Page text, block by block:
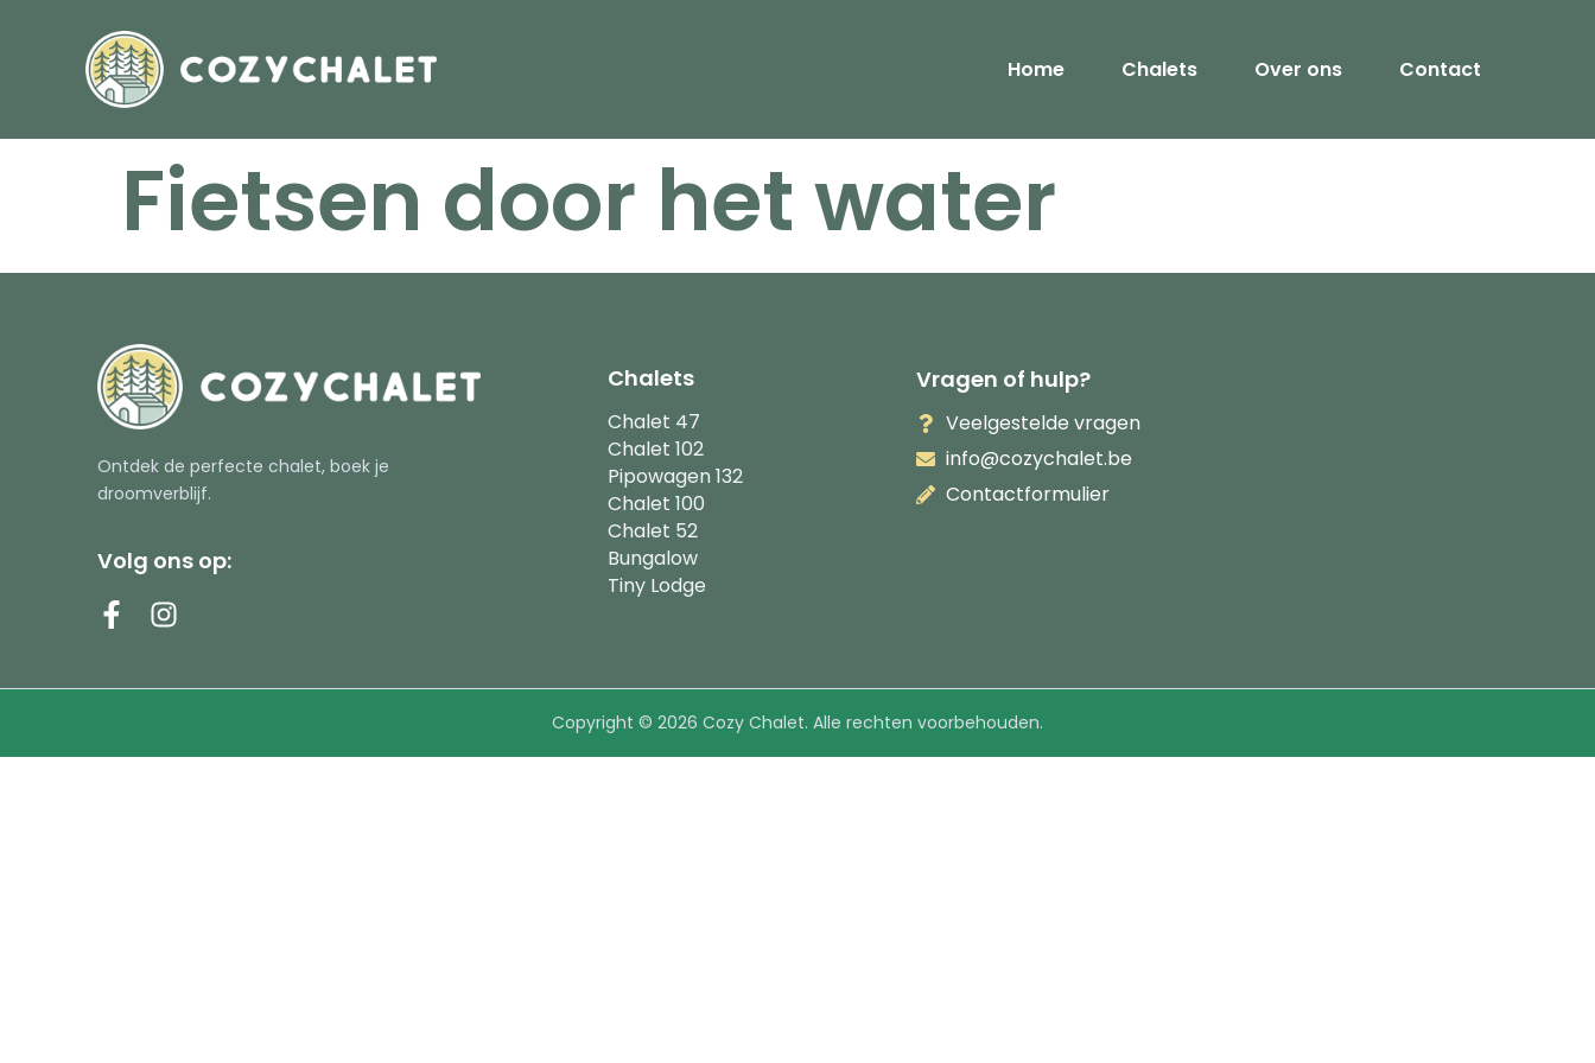
Home Chalets Over ons Contact
Fietsen door het water
Ontdek de perfecte chalet, boek je
droomverblijf.
Volg ons op:
Chalets
Chalet 47
Chalet 102
Pipowagen 132
Chalet 100
Chalet 52
Bungalow
Tiny Lodge
Vragen of hulp?
Veelgestelde vragen
info@cozychalet.be
Contactformulier
Copyright © 2026 Cozy Chalet. Alle rechten voorbehouden.